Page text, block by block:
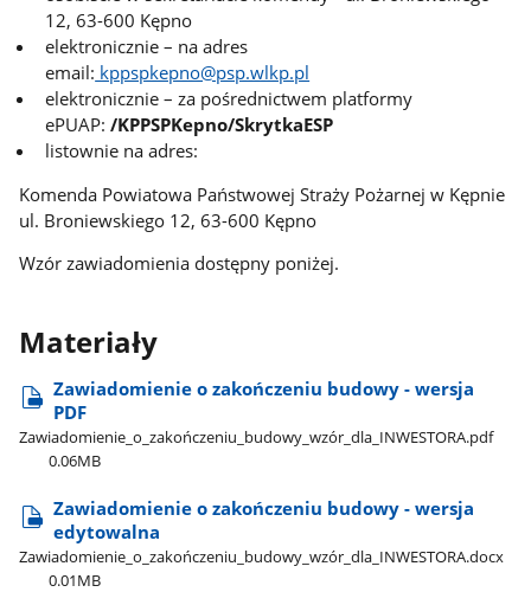
12, 63-600 Kępno
elektronicznie – na adres
email: kppspkepno@psp.wlkp.pl
elektronicznie – za pośrednictwem platformy
ePUAP:/KPPSPKepno/SkrytkaESP
listownie na adres:
Komenda Powiatowa Państwowej Straży Pożarnej w Kępnie
ul. Broniewskiego 12, 63-600 Kępno
Wzór zawiadomienia dostępny poniżej.
Materiały
Zawiadomienie o zakończeniu budowy - wersja
PDF
Zawiadomienie​_o​_zakończeniu​_budowy​_wzór​_dla​_INWESTORA.pdf
0.06MB
Zawiadomienie o zakończeniu budowy - wersja
edytowalna
Zawiadomienie​_o​_zakończeniu​_budowy​_wzór​_dla​_INWESTORA.docx
0.01MB